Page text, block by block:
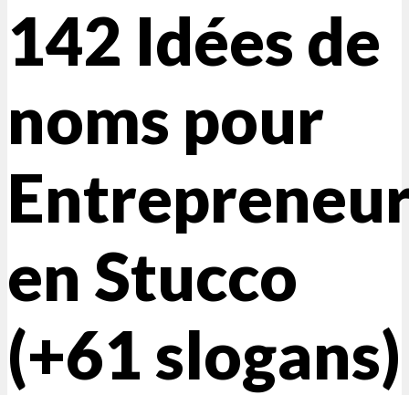
142 Idées de
noms pour
en Stucco
(+61 slogans)